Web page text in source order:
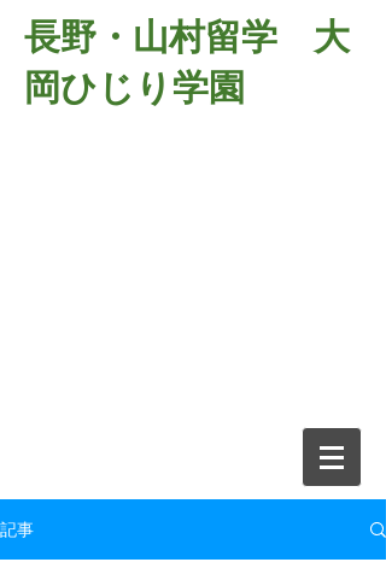
長野・山村留学 大
岡ひじり学園
記事